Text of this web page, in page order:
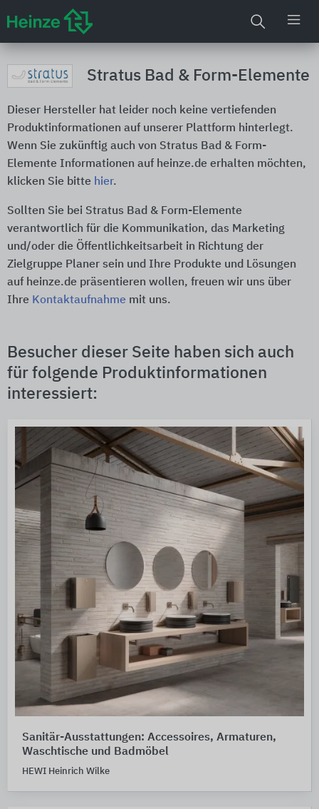
Stratus Bad & Form-Elemente
Dieser Hersteller hat leider noch keine vertiefenden
Produktinformationen auf unserer Plattform hinterlegt.
Wenn Sie zukünftig auch von Stratus Bad & Form-
Elemente Informationen auf heinze.de erhalten möchten,
klicken Sie bitte hier.
Sollten Sie bei Stratus Bad & Form-Elemente
verantwortlich für die Kommunikation, das Marketing
und/oder die Öffentlichkeitsarbeit in Richtung der
Zielgruppe Planer sein und Ihre Produkte und Lösungen
auf heinze.de präsentieren wollen, freuen wir uns über
Ihre Kontaktaufnahme mit uns.
Besucher dieser Seite haben sich auch
für folgende Produktinformationen
interessiert:
Sanitär-Ausstattungen: Accessoires, Armaturen,
Waschtische und Badmöbel
HEWI Heinrich Wilke